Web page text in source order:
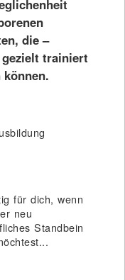
die –
gezielt trainiert
können.
für dich, wenn
neu
Standbein